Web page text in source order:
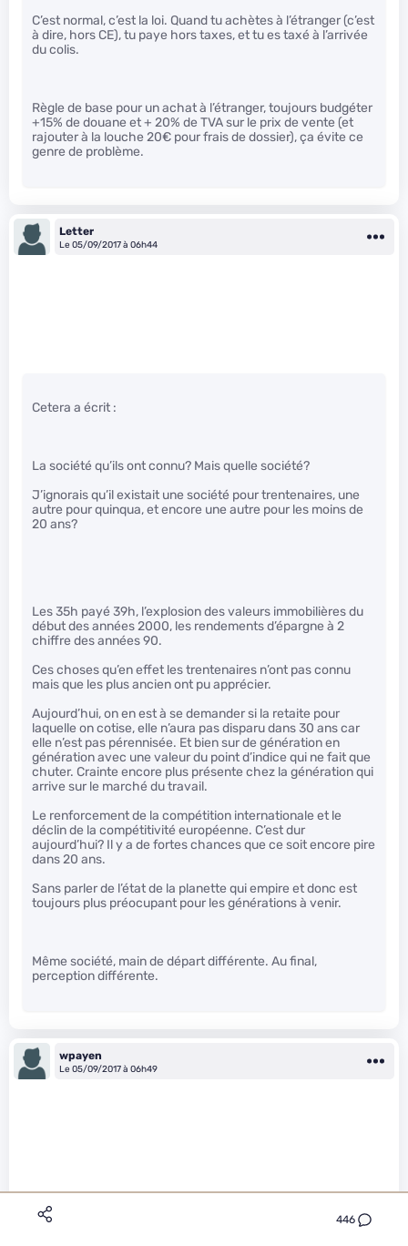
446
C’est normal, c’est la loi. Quand tu achètes à l’étranger (c’est
à dire, hors CE), tu paye hors taxes, et tu es taxé à l’arrivée
du colis.
Règle de base pour un achat à l’étranger, toujours budgéter
+15% de douane et + 20% de TVA sur le prix de vente (et
rajouter à la louche 20€ pour frais de dossier), ça évite ce
genre de problème.
Letter
Le 05/09/2017 à 06h44
Cetera a écrit :
La société qu’ils ont connu? Mais quelle société?
J’ignorais qu’il existait une société pour trentenaires, une
autre pour quinqua, et encore une autre pour les moins de
20 ans?
Les 35h payé 39h, l’explosion des valeurs immobilières du
début des années 2000, les rendements d’épargne à 2
chiffre des années 90.
Ces choses qu’en effet les trentenaires n’ont pas connu
mais que les plus ancien ont pu apprécier.
Aujourd’hui, on en est à se demander si la retaite pour
laquelle on cotise, elle n’aura pas disparu dans 30 ans car
elle n’est pas pérennisée. Et bien sur de génération en
génération avec une valeur du point d’indice qui ne fait que
chuter. Crainte encore plus présente chez la génération qui
arrive sur le marché du travail.
Le renforcement de la compétition internationale et le
déclin de la compétitivité européenne. C’est dur
aujourd’hui? Il y a de fortes chances que ce soit encore pire
dans 20 ans.
Sans parler de l’état de la planette qui empire et donc est
toujours plus préocupant pour les générations à venir.
Même société, main de départ différente. Au final,
perception différente.
wpayen
Le 05/09/2017 à 06h49